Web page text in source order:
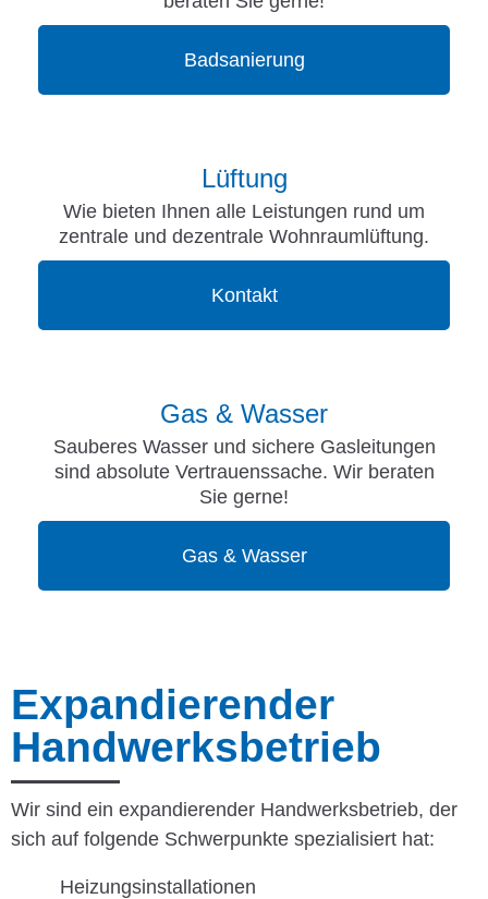
Badsanierung
Lüftung
Wie bieten Ihnen alle Leistungen rund um
zentrale und dezentrale Wohnraumlüftung.
Kontakt
Gas & Wasser
Sauberes Wasser und sichere Gasleitungen
sind absolute Vertrauenssache. Wir beraten
Sie gerne!
Gas & Wasser
Expandierender
Handwerksbetrieb
Wir sind ein expandierender Handwerksbetrieb, der
sich auf folgende Schwerpunkte spezialisiert hat:
Heizungsinstallationen